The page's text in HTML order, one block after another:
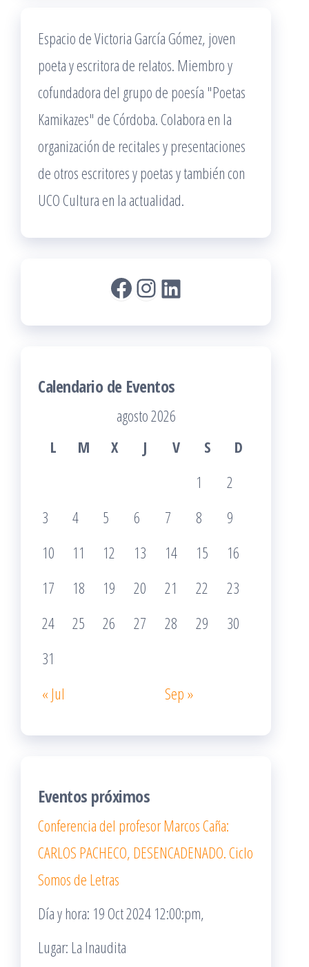
Espacio de Victoria García Gómez, joven
poeta y escritora de relatos. Miembro y
cofundadora del grupo de poesía "Poetas
Kamikazes" de Córdoba. Colabora en la
organización de recitales y presentaciones
de otros escritores y poetas y también con
UCO Cultura en la actualidad.
Facebook
Instagram
LinkedIn
Calendario de Eventos
agosto 2026
L
M X J V S
D
1
2
3
4 5 6 7 8
9
10
11 12 13 14 15
16
17
18 19 20 21 22
23
24
25 26 27 28 29
30
31
« Jul
Sep »
Eventos próximos
Conferencia del profesor Marcos Caña:
CARLOS PACHECO, DESENCADENADO. Ciclo
Somos de Letras
Día y hora: 19 Oct 2024 12:00:pm,
Lugar: La Inaudita